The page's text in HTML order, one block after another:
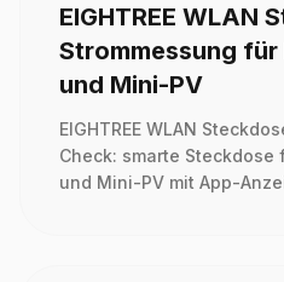
EIGHTREE WLAN
Strommessung
und Mini-PV
EIGHTREE WLAN
Check: smarte Steckdose
und Mini-PV mit App-